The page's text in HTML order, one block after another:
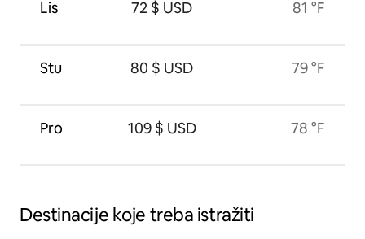
Lis
Stu
Pro
72 $ USD
80 $ USD
109 $ USD
81 °F
79 °F
78 °F
Destinacije koje treba istražiti